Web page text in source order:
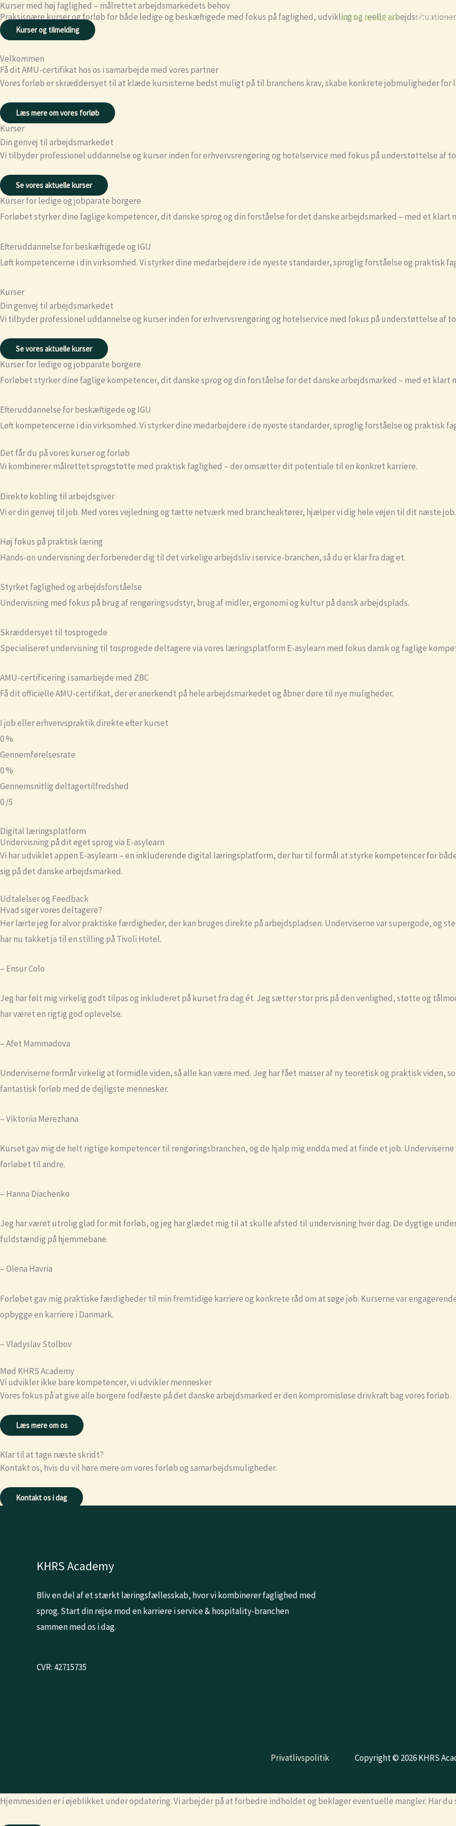
Skip
to
content
KHRS ACADEMY KURSER
Kurser med høj faglighed – målrettet arbejdsmarkedets behov
Praksisnære kurser og forløb for både ledige og beskæftigede med fokus på faglighed, udvikling og reelle arbejdssituationer.
Kurser og tilmelding
Velkommen
Få dit AMU-certifikat hos os i samarbejde med vores partner
Vores forløb er skræddersyet til at klæde kursisterne bedst muligt på til branchens krav, skabe konkrete jobmuligheder for
Læs mere om vores forløb
Kurser
Din genvej til arbejdsmarkedet
Vi tilbyder professionel uddannelse og kurser inden for erhvervsrengøring og hotelservice med fokus på understøttelse af
Se vores aktuelle kurser
Kurser for ledige og jobparate borgere
Forløbet styrker dine faglige kompetencer, dit danske sprog og din forståelse for det danske arbejdsmarked – med et klart
Efteruddannelse for beskæftigede og IGU
Løft kompetencerne i din virksomhed. Vi styrker dine medarbejdere i de nyeste standarder, sproglig forståelse og praktisk
Kurser
Din genvej til arbejdsmarkedet
Vi tilbyder professionel uddannelse og kurser inden for erhvervsrengøring og hotelservice med fokus på understøttelse af
Se vores aktuelle kurser
Kurser for ledige og jobparate borgere
Forløbet styrker dine faglige kompetencer, dit danske sprog og din forståelse for det danske arbejdsmarked – med et klart
Efteruddannelse for beskæftigede og IGU
Løft kompetencerne i din virksomhed. Vi styrker dine medarbejdere i de nyeste standarder, sproglig forståelse og praktisk
Det får du på vores kurser og forløb
Vi kombinerer målrettet sprogstøtte med praktisk faglighed – der omsætter dit potentiale til en konkret karriere.
Direkte kobling til arbejdsgiver
Vi er din genvej til job. Med vores vejledning og tætte netværk med brancheaktører, hjælper vi dig hele vejen til dit næste job.
Høj fokus på praktisk læring
Hands-on undervisning der forbereder dig til det virkelige arbejdsliv i service-branchen, så du er klar fra dag et.
Styrket faglighed og arbejdsforståelse
Undervisning med fokus på brug af rengøringsudstyr, brug af midler, ergonomi og kultur på dansk arbejdsplads.
Skræddersyet til tosprogede
Specialiseret undervisning til tosprogede deltagere via vores læringsplatform E-asylearn med fokus dansk og faglige
AMU-certificering i samarbejde med ZBC
Få dit officielle AMU-certifikat, der er anerkendt på hele arbejdsmarkedet og åbner døre til nye muligheder.
I job eller erhvervspraktik direkte efter kurset
0%
Gennemførelsesrate
0%
Gennemsnitlig deltagertilfredshed
0/5
Digital læringsplatform
Undervisning på dit eget sprog via E-asylearn
Vi har udviklet appen E-asylearn – en inkluderende digital læringsplatform, der har til formål at styrke kompetencer for
sig på det danske arbejdsmarked.
Udtalelser og Feedback
Hvad siger vores deltagere?
Her lærte jeg for alvor praktiske færdigheder, der kan bruges direkte på arbejdspladsen. Underviserne var supergode, og
har nu takket ja til en stilling på Tivoli Hotel.
– Ensur Colo
Jeg har følt mig virkelig godt tilpas og inkluderet på kurset fra dag ét. Jeg sætter stor pris på den venlighed, støtte og
har været en rigtig god oplevelse.
– Afet Mammadova
Underviserne formår virkelig at formidle viden, så alle kan være med. Jeg har fået masser af ny teoretisk og praktisk viden,
fantastisk forløb med de dejligste mennesker.
– Viktoriia Merezhana
Kurset gav mig de helt rigtige kompetencer til rengøringsbranchen, og de hjalp mig endda med at finde et job.
forløbet til andre.
– Hanna Diachenko
Jeg har været utrolig glad for mit forløb, og jeg har glædet mig til at skulle afsted til undervisning hver dag. De dygtige
fuldstændig på hjemmebane.
– Olena Havria
Forløbet gav mig praktiske færdigheder til min fremtidige karriere og konkrete råd om at søge job. Kurserne var
opbygge en karriere i Danmark.
– Vladyslav Stolbov
Mød KHRS Academy
Vi udvikler ikke bare kompetencer, vi udvikler mennesker
Vores fokus på at give alle borgere fodfæste på det danske arbejdsmarked er den kompromisløse drivkraft bag vores forløb.
Læs mere om os
Klar til at tage næste skridt?
Kontakt os, hvis du vil høre mere om vores forløb og samarbejdsmuligheder.
Kontakt os i dag
KHRS Academy
Bliv en del af et stærkt læringsfællesskab, hvor vi kombinerer faglighed med
sprog. Start din rejse mod en karriere i service & hospitality-branchen
sammen med os i dag.
CVR: 42715735
Privatlivspolitik Copyright © 2026 KHRS
Hjemmesiden er i øjeblikket under opdatering. Vi arbejder på at forbedre indholdet og beklager eventuelle mangler. Har